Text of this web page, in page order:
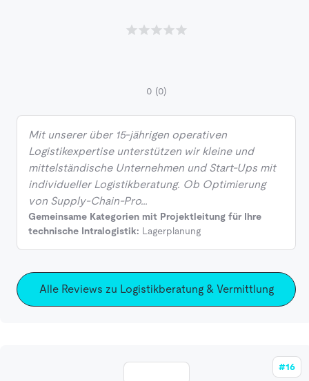
0 (0)
Mit unserer über 15-jährigen operativen
Logistikexpertise unterstützen wir kleine und
mittelständische Unternehmen und Start-Ups mit
individueller Logistikberatung. Ob Optimierung
von Supply-Chain-Pro…
Gemeinsame Kategorien mit Projektleitung für Ihre
technische Intralogistik: Lagerplanung
Alle Reviews zu Logistikberatung & Vermittlung
#16